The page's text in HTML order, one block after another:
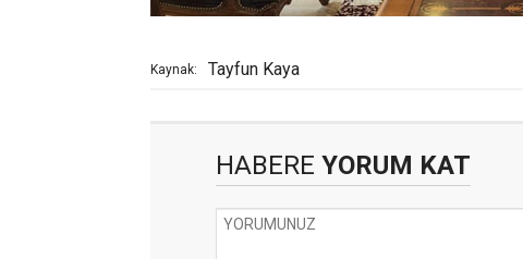
Kaynak: Tayfun Kaya
HABERE YORUM KAT